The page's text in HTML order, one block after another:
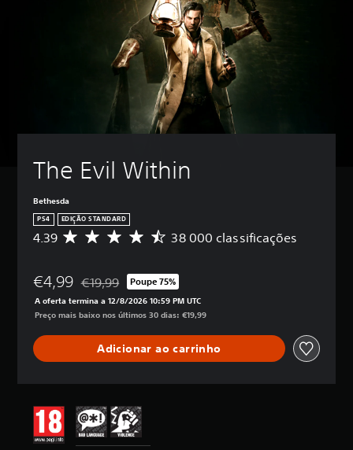
The Evil Within
Bethesda
PS4 EDIÇÃO STANDARD
C
s
c
o
é
4.39 38 000 classificações
€4,99 Com desconto em relação ao preço original de
€19,99 Poupe 75%
A oferta termina a 12/8/2026 10:59 PM UTC
Preço mais baixo nos últimos 30 dias: €19,99
Adicionar ao carrinho